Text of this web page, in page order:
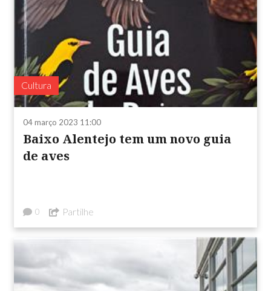
Cultura
04 março 2023 11:00
Baixo Alentejo tem um novo guia
de aves
0 Partilhe